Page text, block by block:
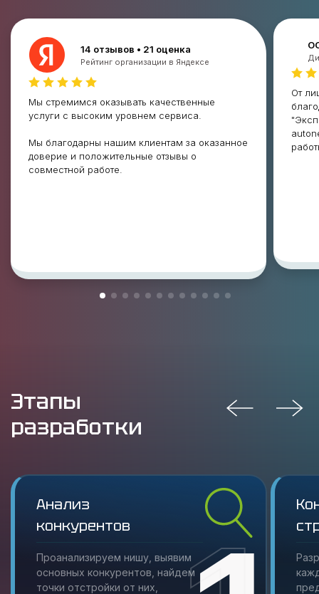
Мы благодарны нашим клиентам за оказанное доверие и
положительные отзывы о совместной работе.
14 отзывов • 21 оценка
Мы стремимся оказывать качественные
разработки
Анализ
конкурентов